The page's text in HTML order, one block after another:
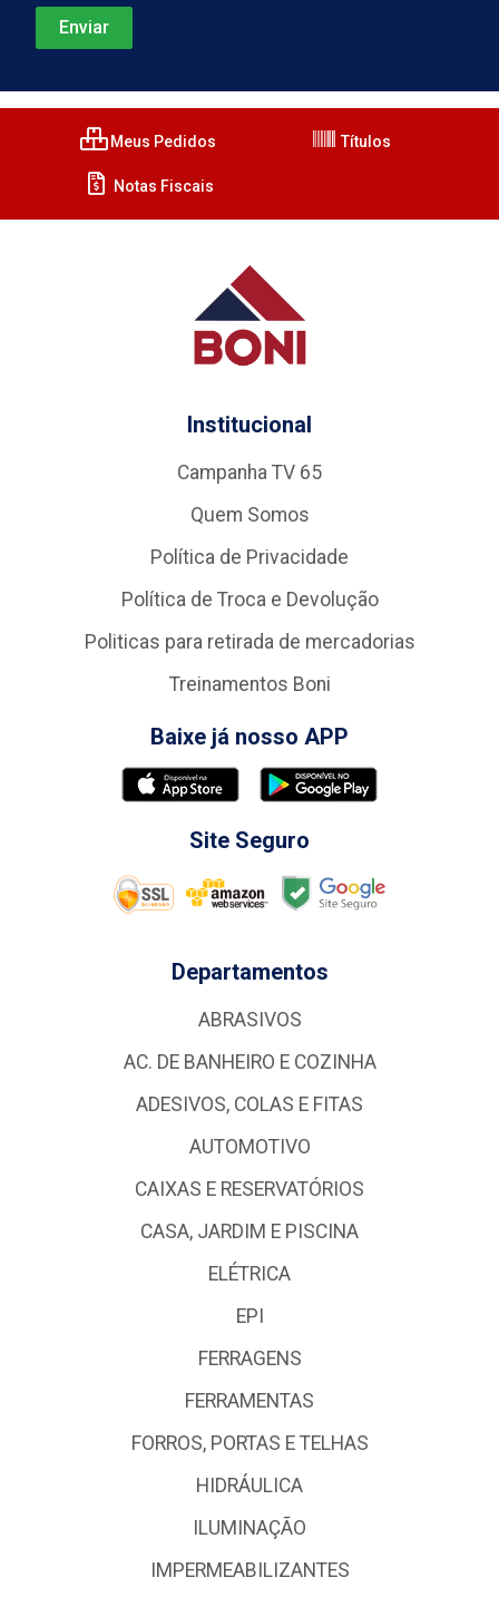
Meus Pedidos Títulos
Notas Fiscais
Institucional
Campanha TV 65
Quem Somos
Política de Privacidade
Política de Troca e Devolução
Politicas para retirada de mercadorias
Treinamentos Boni
Baixe já nosso APP
Site Seguro
Departamentos
ABRASIVOS
AC. DE BANHEIRO E COZINHA
ADESIVOS, COLAS E FITAS
AUTOMOTIVO
CAIXAS E RESERVATÓRIOS
CASA, JARDIM E PISCINA
ELÉTRICA
EPI
FERRAGENS
FERRAMENTAS
FORROS, PORTAS E TELHAS
HIDRÁULICA
ILUMINAÇÃO
IMPERMEABILIZANTES